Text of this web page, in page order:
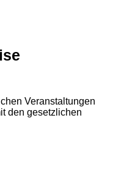
2Veranstaltungen
den gesetzlichen